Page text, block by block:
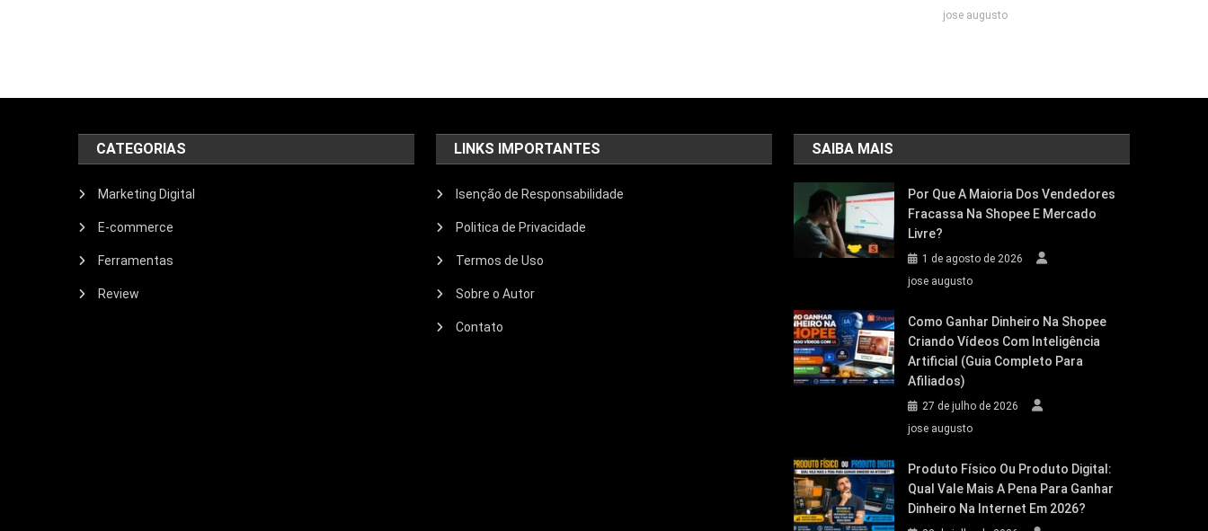
jose augusto
CATEGORIAS
Marketing Digital
E-commerce
Ferramentas
Review
LINKS IMPORTANTES
Isenção de Responsabilidade
Politica de Privacidade
Termos de Uso
Sobre o Autor
Contato
SAIBA MAIS
Por Que A Maioria Dos Vendedores
Fracassa Na Shopee E Mercado
Livre?
1 de agosto de 2026
jose augusto
Como Ganhar Dinheiro Na Shopee
Criando Vídeos Com Inteligência
Artificial (Guia Completo Para
Afiliados)
27 de julho de 2026
jose augusto
Produto Físico Ou Produto Digital:
Qual Vale Mais A Pena Para Ganhar
Dinheiro Na Internet Em 2026?